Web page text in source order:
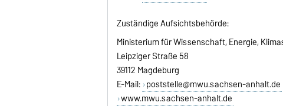
Zuständige Aufsichtsbehörde:
Ministerium für Wissenschaft, Energie,
Leipziger Straße 58
39112 Magdeburg
E-Mail: poststelle@mwu.sachsen-anhalt.de
www.mwu.sachsen-anhalt.de